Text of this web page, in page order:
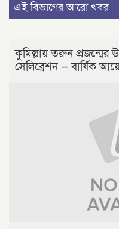
এই বিভাগের আরো খবর
কুমিল্লায় তরুন প্রজন্মের
সেলিব্রেশন — বার্ষিক